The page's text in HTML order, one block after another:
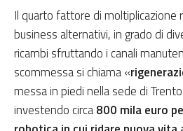
Il quarto fattore di moltiplicazione
business alternativi, in grado di
ricambi sfruttando i canali
scommessa si chiama «
messa in piedi nella sede di
investendo circa800 mila euro